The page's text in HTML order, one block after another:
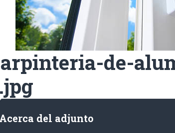
de-
Acerca del adjunto